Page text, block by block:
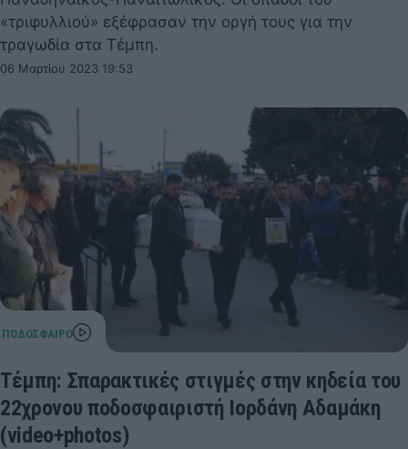
«τριφυλλιού» εξέφρασαν την οργή τους για την
τραγωδία στα Τέμπη.
06 Μαρτίου 2023 19:53
Τέμπη: Σπαρακτικές στιγμές στην κηδεία του
22χρονου ποδοσφαιριστή Ιορδάνη Αδαμάκη
(video+photos)